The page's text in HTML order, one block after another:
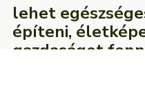
lehet
építeni,
gazdaságot